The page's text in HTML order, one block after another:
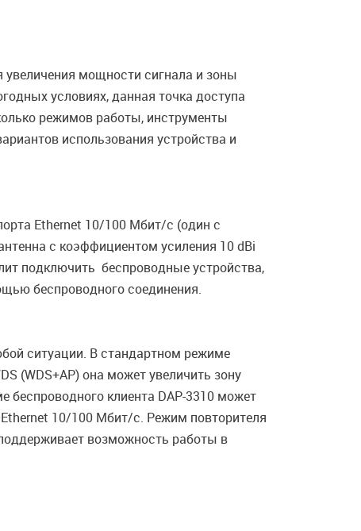
мощности сигнала и зоны
условиях, данная точка доступа
режимов работы, инструменты
использования устройства и
Ethernet 10/100 Мбит/с (один с
с коэффициентом усиления 10 dBi
подключить беспроводные устройства,
беспроводного соединения.
ситуации. В стандартном режиме
(WDS+AP) она может увеличить зону
беспроводного клиента DAP-3310 может
10/100 Мбит/с. Режим повторителя
возможность работы в